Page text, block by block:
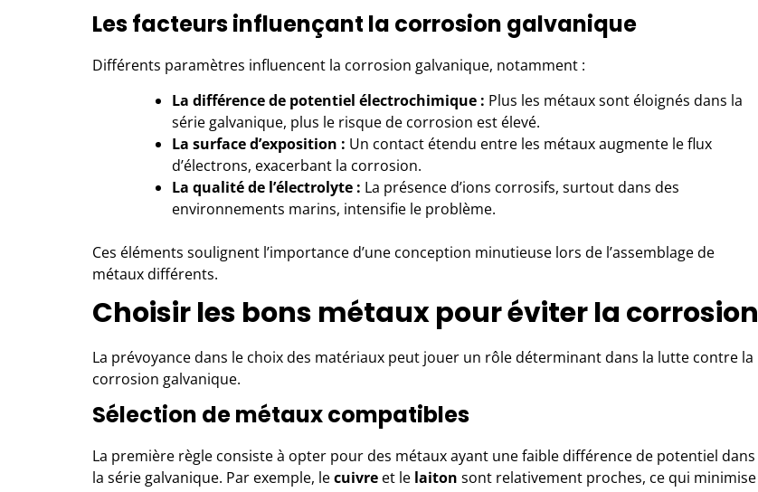
Les facteurs influençant la corrosion galvanique
Différents paramètres influencent la corrosion galvanique, notamment :
La différence de potentiel électrochimique : Plus les métaux sont éloignés dans la
série galvanique, plus le risque de corrosion est élevé.
La surface d’exposition : Un contact étendu entre les métaux augmente le flux
d’électrons, exacerbant la corrosion.
La qualité de l’électrolyte : La présence d’ions corrosifs, surtout dans des
environnements marins, intensifie le problème.
Ces éléments soulignent l’importance d’une conception minutieuse lors de l’assemblage de
métaux différents.
Choisir les bons métaux pour éviter la corrosion
La prévoyance dans le choix des matériaux peut jouer un rôle déterminant dans la lutte contre la
corrosion galvanique.
Sélection de métaux compatibles
La première règle consiste à opter pour des métaux ayant une faible différence de potentiel dans
la série galvanique. Par exemple, lecuivre et le laiton sont relativement proches, ce qui minimise